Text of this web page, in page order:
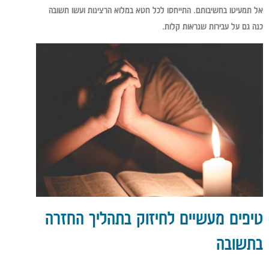
אל תמעיטו בחשיבותם. התייחסו לכל חטא במלוא הרצינות ועשו תשובה
כנה גם על עבירות שנראות קלות.
טיפים מעשיים לחיזוק בתהליך החזרה
בתשובה